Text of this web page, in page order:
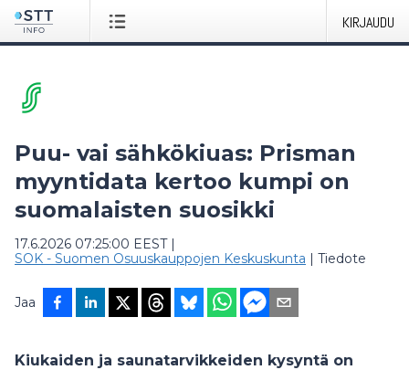
KIRJAUDU
Puu- vai sähkökiuas: Prisman
myyntidata kertoo kumpi on
suomalaisten suosikki
17.6.2026 07:25:00 EEST|
SOK - Suomen Osuuskauppojen Keskuskunta | Tiedote
Jaa
Kiukaiden ja saunatarvikkeiden kysyntä on